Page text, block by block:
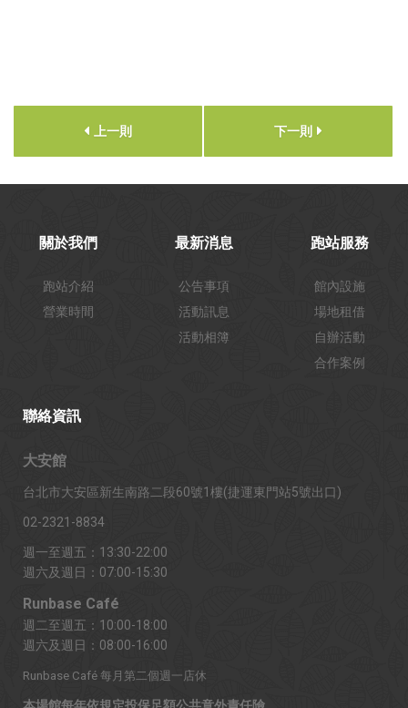
上一則 下一則
關於我們
跑站介紹
營業時間
最新消息
公告事項
活動訊息
活動相簿
跑站服務
館內設施
場地租借
自辦活動
合作案例
聯絡資訊
大安館
台北市大安區新生南路二段60號1樓(捷運東門站5號出口)
02-2321-8834
週一至週五：13:30-22:00
週六及週日：07:00-15:30
Runbase Café
週二至週五：10:00-18:00
週六及週日：08:00-16:00
Runbase Café 每月第二個週一店休